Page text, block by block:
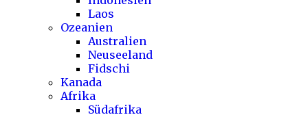
Laos
Ozeanien
Australien
Neuseeland
Fidschi
Kanada
Afrika
Südafrika